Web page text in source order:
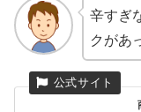
辛すぎ
クがあ